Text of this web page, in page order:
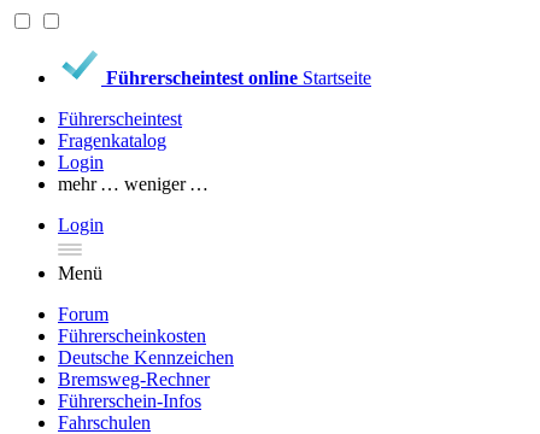
Führerscheintest online Startseite
Führerscheintest
Fragenkatalog
Login
mehr … weniger …
Login
Menü
Forum
Führerscheinkosten
Deutsche Kennzeichen
Bremsweg-Rechner
Führerschein-Infos
Fahrschulen